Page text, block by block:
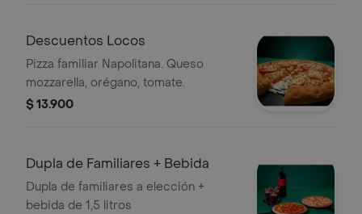
Descuentos Locos
Pizza familiar Napolitana. Queso
mozzarella, orégano, tomate.
$ 13.900
Dupla de Familiares + Bebida
Dupla de familiares a elección +
bebida de 1,5 litros